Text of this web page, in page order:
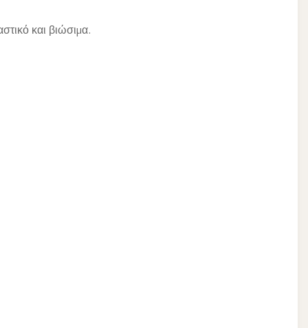
και βιώσιμα.